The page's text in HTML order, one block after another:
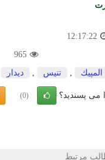
12:17:22
965
المپیك تنیس دیدار
می پسندید؟ (0)
مرتبط